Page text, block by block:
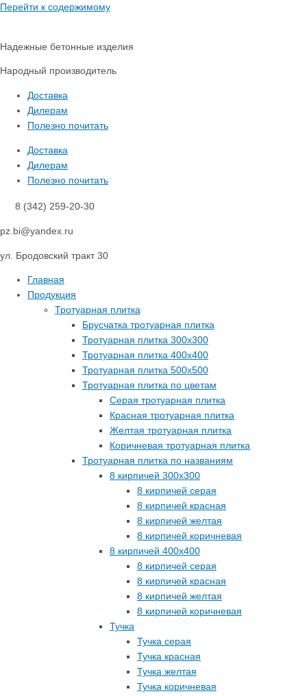
Перейти к содержимому
Надежные бетонные изделия
Народный производитель
Доставка
Дилерам
Полезно почитать
Доставка
Дилерам
Полезно почитать
8 (342) 259-20-30
pz.bi@yandex.ru
ул. Бродовский тракт 30
Главная
Продукция
Тротуарная плитка
Брусчатка тротуарная плитка
Тротуарная плитка 300х300
Тротуарная плитка 400х400
Тротуарная плитка 500х500
Тротуарная плитка по цветам
Серая тротуарная плитка
Красная тротуарная плитка
Желтая тротуарная плитка
Коричневая тротуарная плитка
Тротуарная плитка по названиям
8 кирпичей 300х300
8 кирпичей серая
8 кирпичей красная
8 кирпичей желтая
8 кирпичей коричневая
8 кирпичей 400х400
8 кирпичей серая
8 кирпичей красная
8 кирпичей желтая
8 кирпичей коричневая
Тучка
Тучка серая
Тучка красная
Тучка желтая
Тучка коричневая